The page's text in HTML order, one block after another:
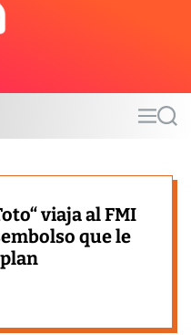
MS
viaja al FMI
que le